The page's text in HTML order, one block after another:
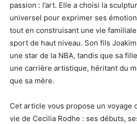
passion : l’art. Elle a choisi la
universel pour exprimer ses
tout en construisant une vie
sport de haut niveau. Son fils
une star de la NBA, tandis que sa
une carrière artistique, héritant du
que sa mère.
Cet article vous propose un voyage
vie de Cecilia Rodhe : ses débuts,